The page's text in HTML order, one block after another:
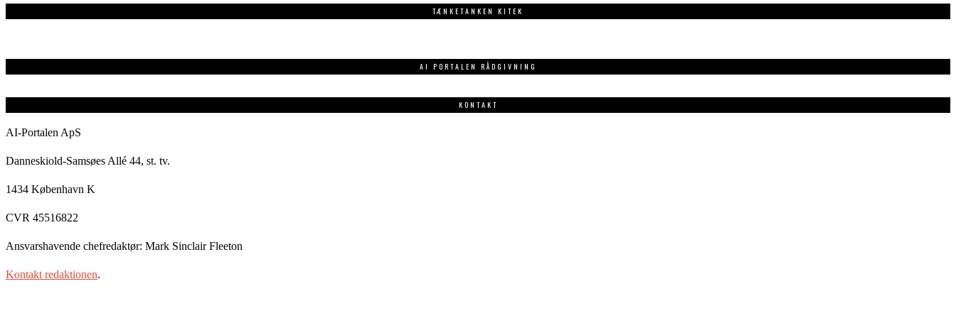
TÆNKETANKEN KITEK
AI PORTALEN RÅDGIVNING
KONTAKT
AI-Portalen ApS
Danneskiold-Samsøes Allé 44, st. tv.
1434 København K
CVR 45516822
Ansvarshavende chefredaktør: Mark Sinclair Fleeton
Kontakt redaktionen.